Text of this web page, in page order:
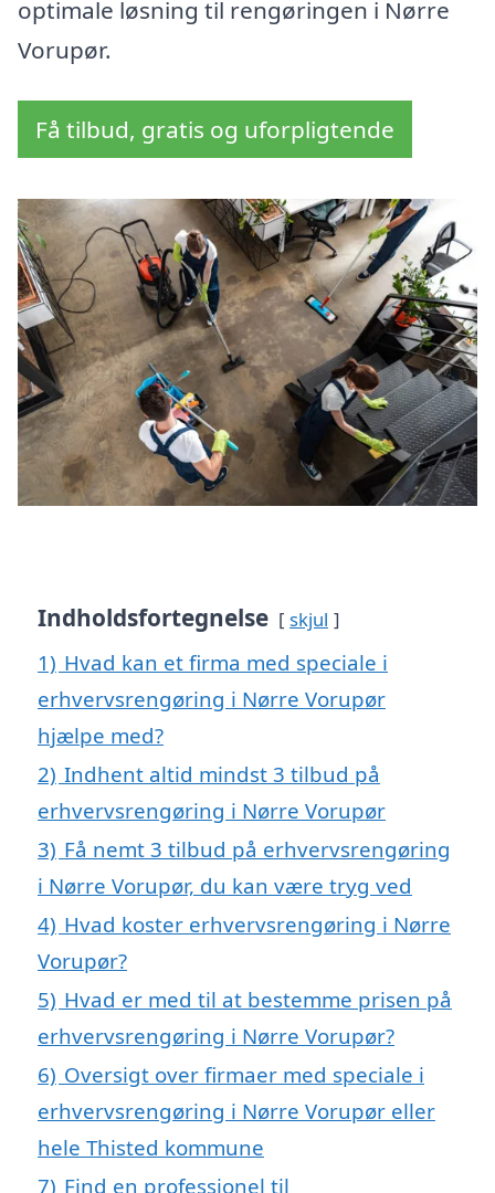
optimale løsning til rengøringen i Nørre
Vorupør.
Få tilbud, gratis og uforpligtende
Indholdsfortegnelse skjul
1) Hvad kan et firma med speciale i
erhvervsrengøring i Nørre Vorupør
hjælpe med?
2) Indhent altid mindst 3 tilbud på
erhvervsrengøring i Nørre Vorupør
3) Få nemt 3 tilbud på erhvervsrengøring
i Nørre Vorupør, du kan være tryg ved
4) Hvad koster erhvervsrengøring i Nørre
Vorupør?
5) Hvad er med til at bestemme prisen på
erhvervsrengøring i Nørre Vorupør?
6) Oversigt over firmaer med speciale i
erhvervsrengøring i Nørre Vorupør eller
hele Thisted kommune
7) Find en professionel til